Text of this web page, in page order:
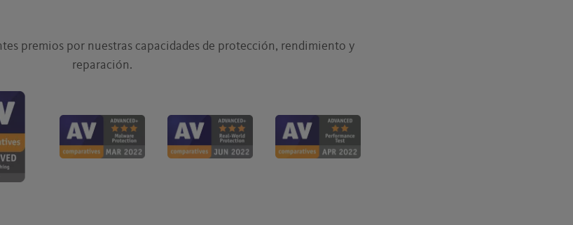
premios por nuestras capacidades de protección, rendimiento y
reparación.